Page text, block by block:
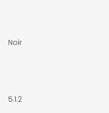
Noir
5.1.2